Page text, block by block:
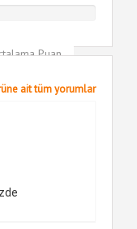
Puan
5
ait tüm yorumlar